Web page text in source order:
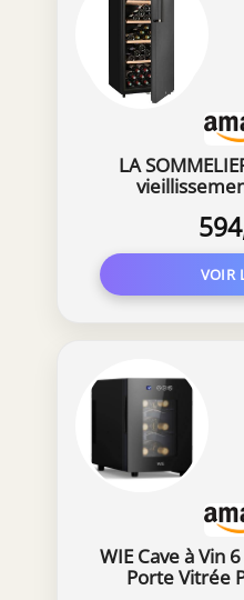
LA
WIE Cave à Vin
Porte Vitrée